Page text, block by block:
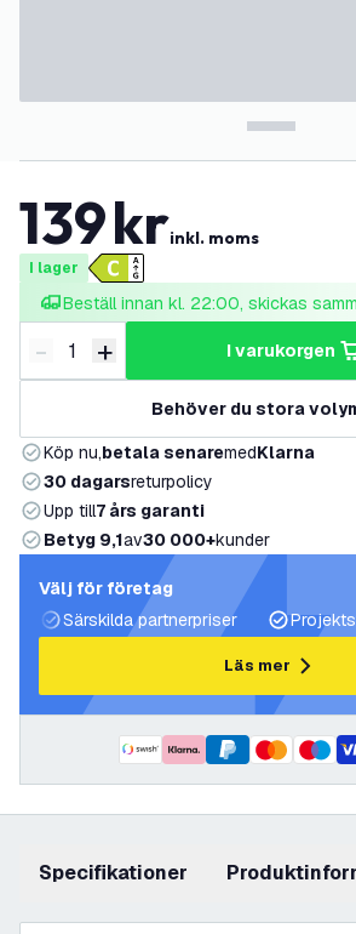
139krinkl. moms
I lager
Beställ innan kl. 22:00, skickas
Minska antal
- Öka antal
+ i varukorgen
Behöver du stora
Köp nu,betala senaremedKlarna
30 dagarsreturpolicy
Upp till7 års garanti
Betyg 9,1av30 000+kunder
Välj för företag
Särskilda partnerpriser
Läs mer
Specifikationer